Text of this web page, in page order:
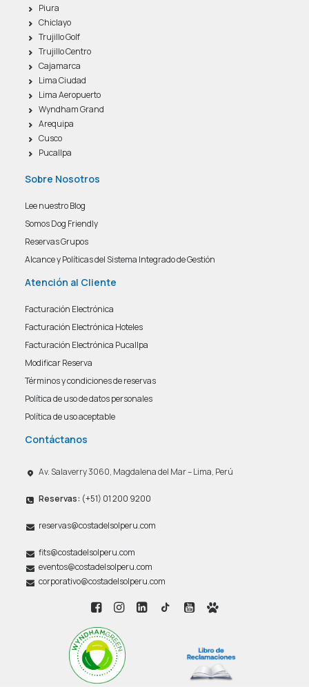
Piura
Chiclayo
Trujillo Golf
Trujillo Centro
Cajamarca
Lima Ciudad
Lima Aeropuerto
Wyndham Grand
Arequipa
Cusco
Pucallpa
Sobre Nosotros
Lee nuestro Blog
Somos Dog Friendly
Reservas Grupos
Alcance y Políticas del Sistema Integrado de Gestión
Atención al Cliente
Facturación Electrónica
Facturación Electrónica Hoteles
Facturación Electrónica Pucallpa
Modificar Reserva
Términos y condiciones de reservas
Política de uso de datos personales
Política de uso aceptable
Contáctanos
Av. Salaverry 3060, Magdalena del Mar – Lima, Perú
Reservas: (+51) 01 200 9200
reservas@costadelsolperu.com
fits@costadelsolperu.com
eventos@costadelsolperu.com
corporativo@costadelsolperu.com